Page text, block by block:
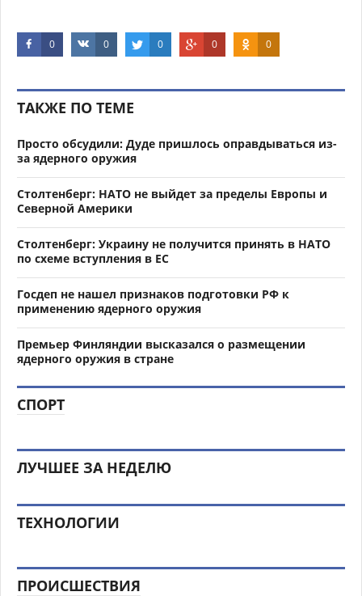
0 0 0 0 0
ТАКЖЕ ПО ТЕМЕ
Просто обсудили: Дуде пришлось оправдываться из-
за ядерного оружия
Столтенберг: НАТО не выйдет за пределы Европы и
Северной Америки
Столтенберг: Украину не получится принять в НАТО
по схеме вступления в ЕС
Госдеп не нашел признаков подготовки РФ к
применению ядерного оружия
Премьер Финляндии высказался о размещении
ядерного оружия в стране
СПОРТ
ЛУЧШЕЕ ЗА НЕДЕЛЮ
ТЕХНОЛОГИИ
ПРОИСШЕСТВИЯ